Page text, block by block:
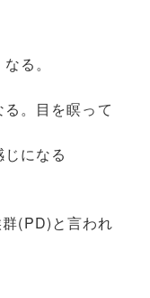
る。
。目を瞑って
になる
(PD)と言われ